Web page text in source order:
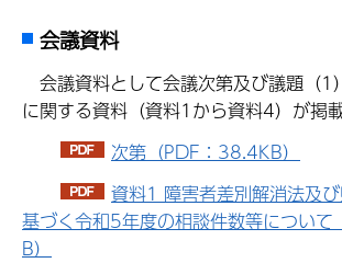
会議資料
会議資料として会議次第及び議題（1
に関する資料（資料1から資料4）が掲
次第（PDF：38.4KB）
資料1 障害者差別解消法及
基づく令和5年度の相談件数等につい
B）